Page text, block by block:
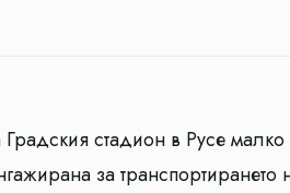
стадион в Русе
за